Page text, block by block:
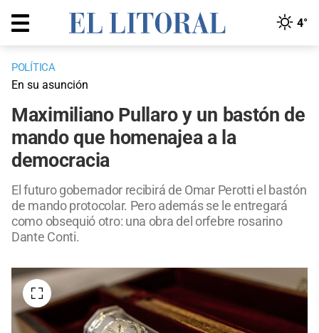
4°
POLÍTICA
En su asunción
Maximiliano Pullaro y un bastón de
mando que homenajea a la
democracia
El futuro gobernador recibirá de Omar Perotti el bastón
de mando protocolar. Pero además se le entregará
como obsequió otro: una obra del orfebre rosarino
Dante Conti.